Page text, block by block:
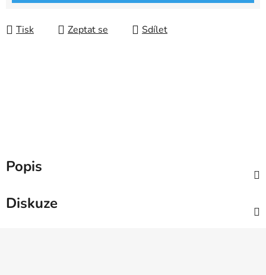
Tisk Zeptat se Sdílet
Popis
Diskuze